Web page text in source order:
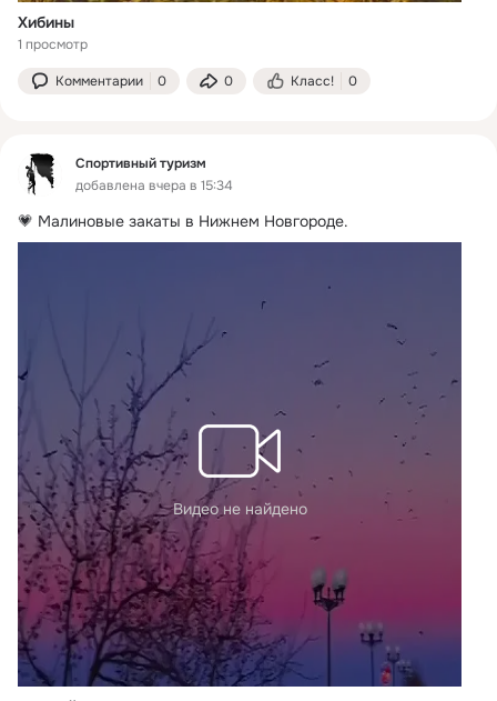
Хибины
1 просмотр
Комментарии 0 0 Класс! 0
Спортивный туризм
добавлена вчера в 15:34
💗 Малиновые закаты в Нижнем Новгороде.
Видео не найдено